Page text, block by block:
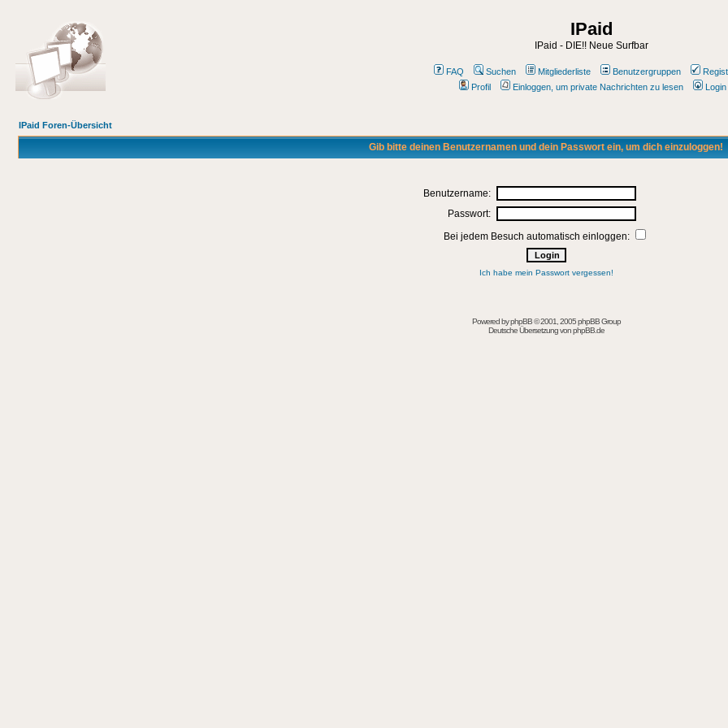
IPaid
IPaid - DIE!! Neue Surfbar
FAQ Suchen Mitgliederliste Benutzergruppen
Profil
Einloggen, um private Nachrichten zu lesen Login
IPaid Foren-Übersicht
Gib bitte deinen Benutzernamen und dein Passwort ein, um dich einzuloggen!
Benutzername:
Passwort:
Bei jedem Besuch automatisch einloggen:
Ich habe mein Passwort vergessen!
Powered byphpBB© 2001, 2005 phpBB Group
Deutsche Übersetzung vonphpBB.de